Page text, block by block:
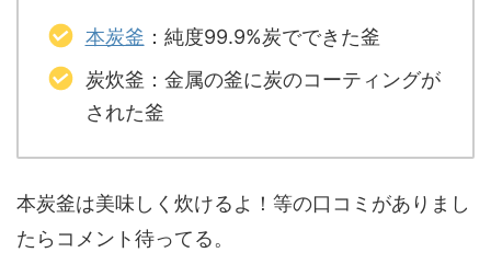
本炭釜 ：純度99.9%炭でできた釜
炭炊釜：金属の釜に炭のコーティングが
された釜
本炭釜は美味しく炊けるよ！等の口コミがありまし
たらコメント待ってる。